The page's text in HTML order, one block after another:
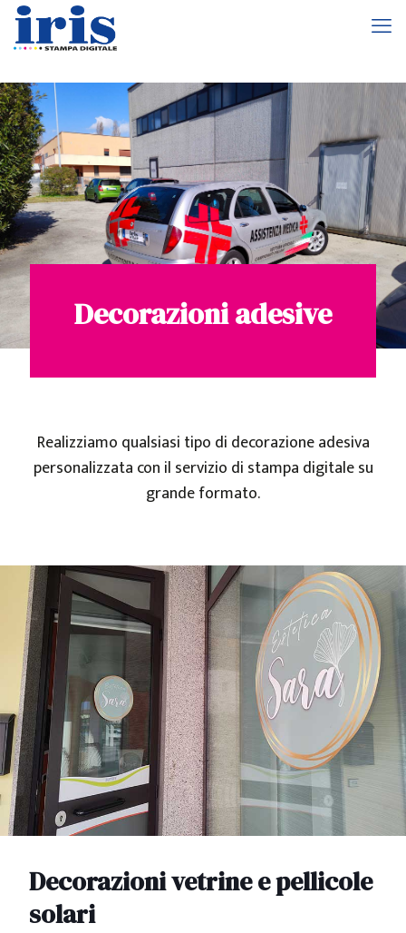
Decorazioni adesive
Realizziamo qualsiasi tipo di decorazione adesiva
personalizzata con il servizio di stampa digitale su
grande formato.
Decorazioni vetrine e pellicole
solari